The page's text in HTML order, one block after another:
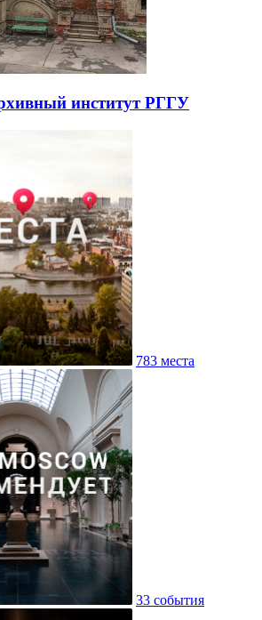
институт РГГУ
783 места
33 события